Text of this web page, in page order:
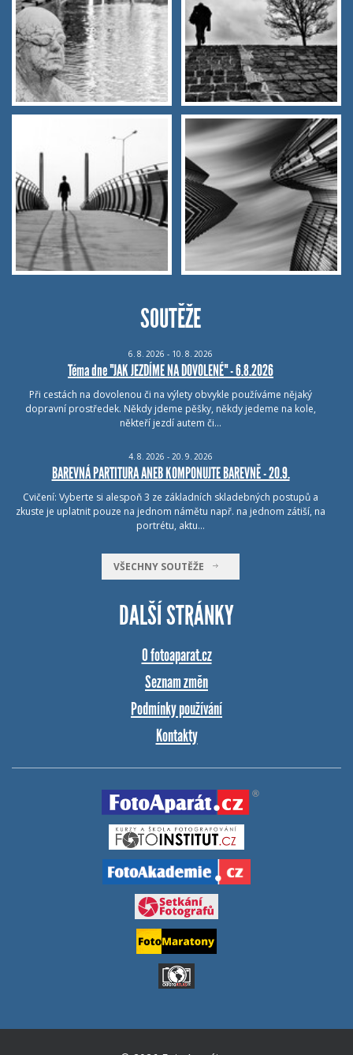
SOUTĚŽE
6. 8. 2026 - 10. 8. 2026
Téma dne "JAK JEZDÍME NA DOVOLENÉ" - 6.8.2026
Při cestách na dovolenou či na výlety obvykle používáme nějaký
dopravní prostředek. Někdy jdeme pěšky, někdy jedeme na kole,
někteří jezdí autem či…
4. 8. 2026 - 20. 9. 2026
BAREVNÁ PARTITURA ANEB KOMPONUJTE BAREVNĚ - 20.9.
Cvičení: Vyberte si alespoň 3 ze základních skladebných postupů a
zkuste je uplatnit pouze na jednom námětu např. na jednom zátiší, na
portrétu, aktu…
VŠECHNY SOUTĚŽE
DALŠÍ STRÁNKY
O fotoaparat.cz
Seznam změn
Podmínky používání
Kontakty